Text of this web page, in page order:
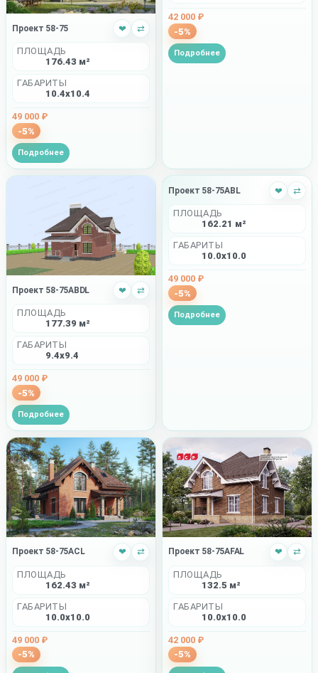
Проект 58-75 ❤ ⇄
ПЛОЩАДЬ
176.43 м²
ГАБАРИТЫ
10.4x10.4
49 000 ₽
-5%
Подробнее
42 000 ₽
-5%
Подробнее
Проект 58-75ABDL ❤ ⇄
ПЛОЩАДЬ
177.39 м²
ГАБАРИТЫ
9.4x9.4
49 000 ₽
-5%
Подробнее
Проект 58-75ABL ❤ ⇄
ПЛОЩАДЬ
162.21 м²
ГАБАРИТЫ
10.0x10.0
49 000 ₽
-5%
Подробнее
Проект 58-75ACL ❤ ⇄
ПЛОЩАДЬ
162.43 м²
ГАБАРИТЫ
10.0x10.0
49 000 ₽
-5%
Проект 58-75AFAL ❤ ⇄
ПЛОЩАДЬ
132.5 м²
ГАБАРИТЫ
10.0x10.0
42 000 ₽
-5%